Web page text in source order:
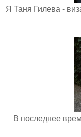
Я Таня Гилева -
В последнее